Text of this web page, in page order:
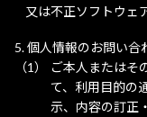
又は不正ソフトウェ
個人情報のお問い合
ご本人またはそ
て、利用目的の
示、内容の訂正